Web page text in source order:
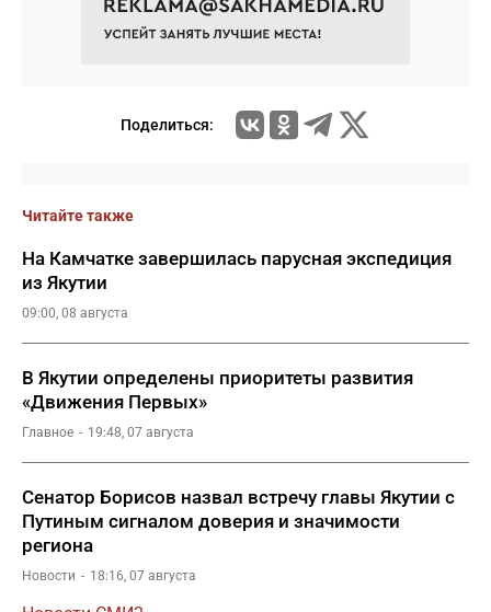
Поделиться:
Читайте также
На Камчатке завершилась парусная экспедиция
из Якутии
09:00, 08 августа
В Якутии определены приоритеты развития
«Движения Первых»
Главное 19:48, 07 августа
Сенатор Борисов назвал встречу главы Якутии с
Путиным сигналом доверия и значимости
региона
Новости 18:16, 07 августа